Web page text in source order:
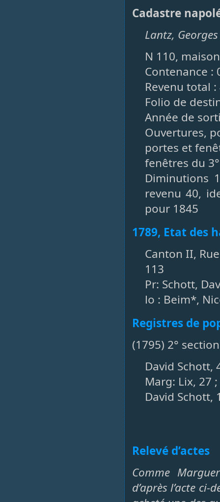
Cadastre
Lantz,
N 110,
Contenance :
Revenu total
Folio de
Année de
Ouvertures,
portes et
fenêtres du
Diminutions
revenu 40,
pour 1845
1789, Etat des
Canton II,
113
Pr: Schott,
lo : Beim*,
Registres de
(1795) 2°
David Schott,
Marg: Lix, 27
David Schott,
Relevé d’actes
Comme
d’après l’acte